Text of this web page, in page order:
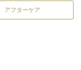
アフターケア